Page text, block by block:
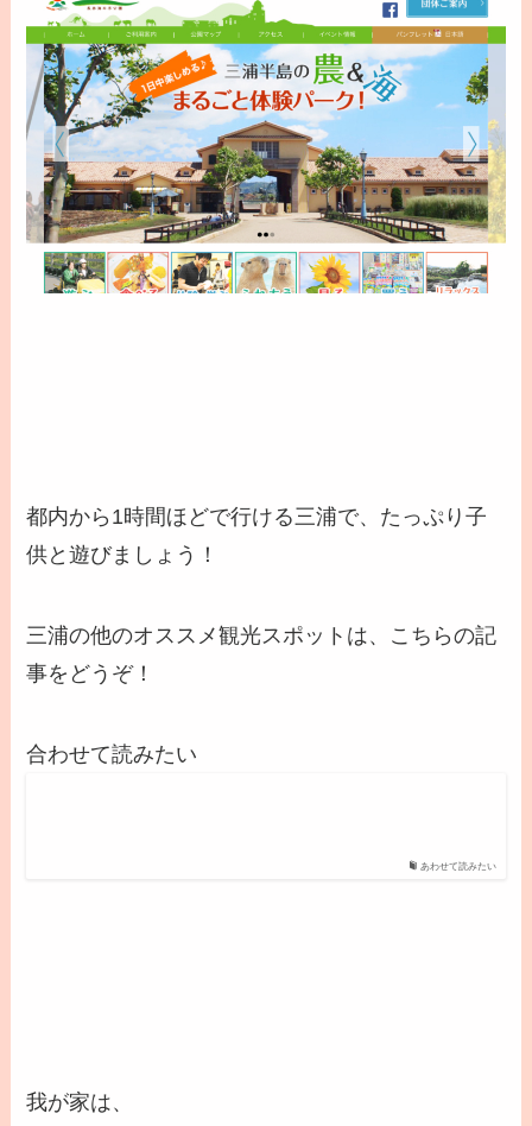
都内から1時間ほどで行ける三浦で、たっぷり子
供と遊びましょう！
三浦の他のオススメ観光スポットは、こちらの記
事をどうぞ！
合わせて読みたい
あわせて読みたい
我が家は、